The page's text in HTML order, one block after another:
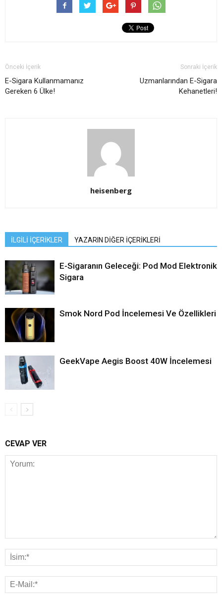
Önceki İçerik
E-Sigara Kullanmamanız
Gereken 6 Ülke!
Sonraki İçerik
Uzmanlarından E-Sigara
Kehanetleri!
heisenberg
İLGİLİ İÇERİKLER YAZARIN DİĞER İÇERİKLERİ
E-Sigaranın Geleceği: Pod Mod Elektronik
Sigara
Smok Nord Pod İncelemesi Ve Özellikleri
GeekVape Aegis Boost 40W İncelemesi
CEVAP VER